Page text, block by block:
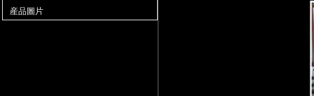
産品圖片